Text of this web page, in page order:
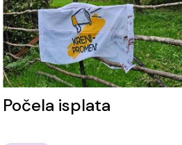
Počela isplata